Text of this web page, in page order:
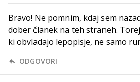
Bravo! Ne pomnim, kdaj sem
dober članek na teh straneh.
ki obvladajo lepopisje, ne samo
ODGOVORI